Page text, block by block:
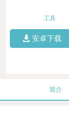
工具
安卓下载
简介